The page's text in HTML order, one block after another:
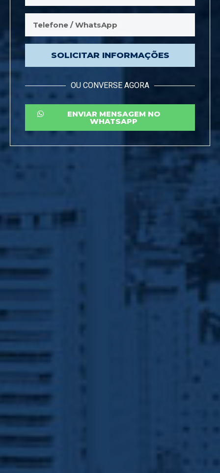
SOLICITAR INFORMAÇÕES
OU CONVERSE AGORA
ENVIAR MENSAGEM NO
WHATSAPP